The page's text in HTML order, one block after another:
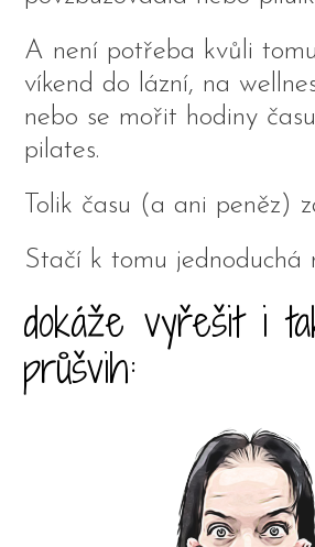
A není potřeba kvůli
víkend do lázní, na
nebo se mořit hodiny
pilates.
Tolik času (a ani peněz)
Stačí k tomu jednoduchá
dokáže vyřešit i
průšvih: